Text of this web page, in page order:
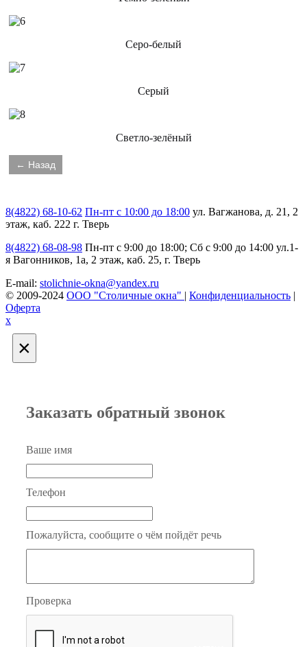
Серо-белый
Серый
Светло-зелёный
8(4822) 68-10-62 Пн-пт с 10:00 до 18:00 ул. Вагжанова, д. 21, 2
этаж, каб. 222 г. Тверь
8(4822) 68-08-98 Пн-пт с 9:00 до 18:00; Сб с 9:00 до 14:00 ул.1-
я Вагонников, 1а, 2 этаж, каб. 25, г. Тверь
E-mail: stolichnie-okna@yandex.ru
© 2009-2024 ООО "Столичные окна" | Конфиденциальность |
Оферта
х
×
Заказать обратный звонок
Ваше имя
Телефон
Пожалуйста, сообщите о чём пойдёт речь
Проверка